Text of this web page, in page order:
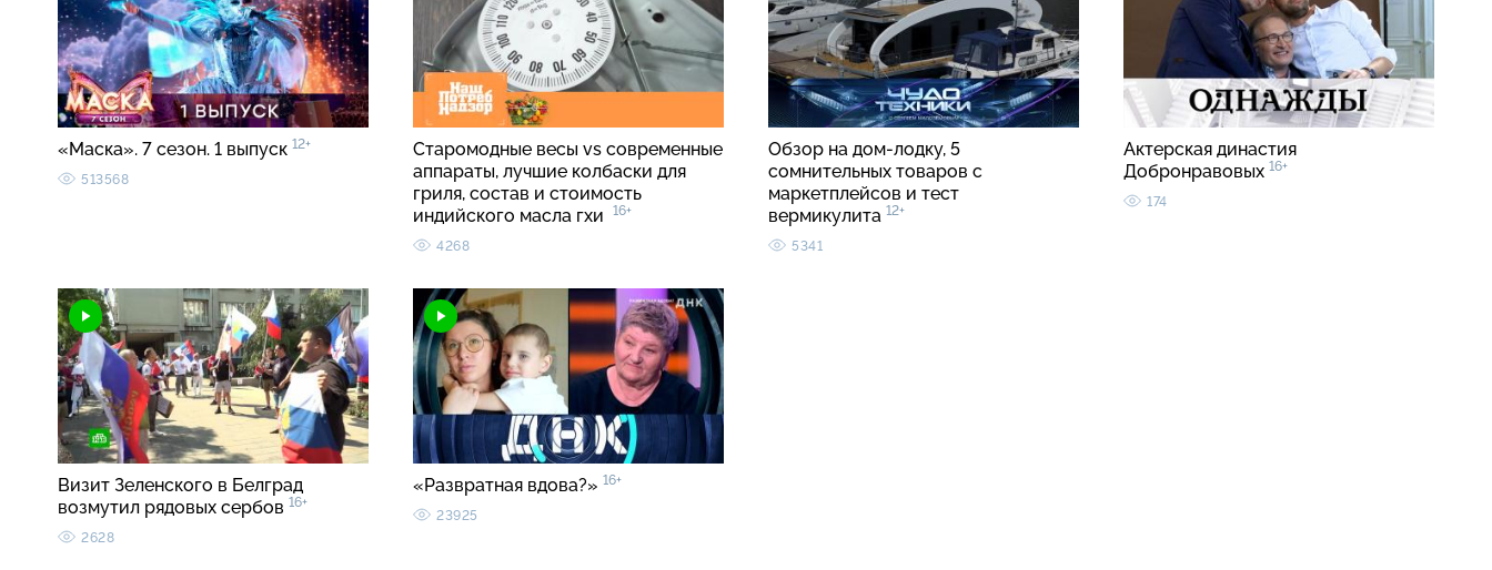
«Маска». 7 сезон. 1 выпуск 12+
513568
Старомодные весы vs современные
аппараты, лучшие колбаски для
гриля, состав и стоимость
индийского масла гхи
16+
4268
Обзор на дом-лодку, 5
сомнительных товаров с
маркетплейсов и тест
вермикулита 12+
5341
Актерская династия
Добронравовых 16+
174
Визит Зеленского в Белград
возмутил рядовых сербов 16+
2628
«Развратная вдова?» 16+
23925